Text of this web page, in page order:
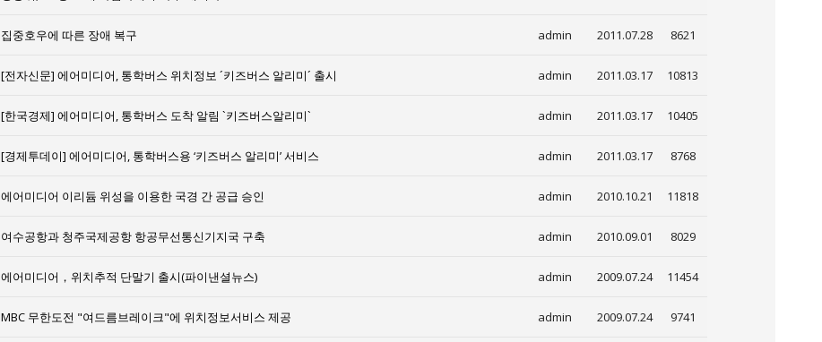
집중호우에 따른 장애 복구 admin 2011.07.28 8621
[전자신문] 에어미디어, 통학버스 위치정보 ´키즈버스 알리미´ 출시 admin 2011.03.17 10813
[한국경제] 에어미디어, 통학버스 도착 알림 `키즈버스알리미` admin 2011.03.17 10405
[경제투데이] 에어미디어, 통학버스용 ‘키즈버스 알리미’ 서비스 admin 2011.03.17 8768
에어미디어 이리듐 위성을 이용한 국경 간 공급 승인 admin 2010.10.21 11818
여수공항과 청주국제공항 항공무선통신기지국 구축 admin 2010.09.01 8029
에어미디어，위치추적 단말기 출시(파이낸셜뉴스) admin 2009.07.24 11454
MBC 무한도전 "여드름브레이크"에 위치정보서비스 제공 admin 2009.07.24 9741